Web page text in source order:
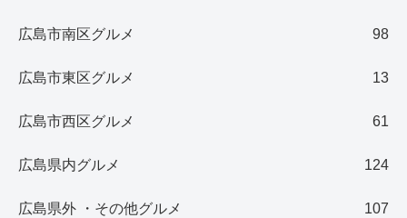
広島市南区グルメ 98
広島市東区グルメ 13
広島市西区グルメ 61
広島県内グルメ 124
広島県外 ・その他グルメ 107